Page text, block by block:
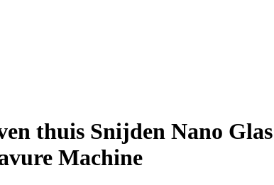
thuis Snijden Nano
Machine